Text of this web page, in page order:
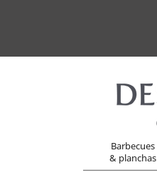
Barbecues
& planchas